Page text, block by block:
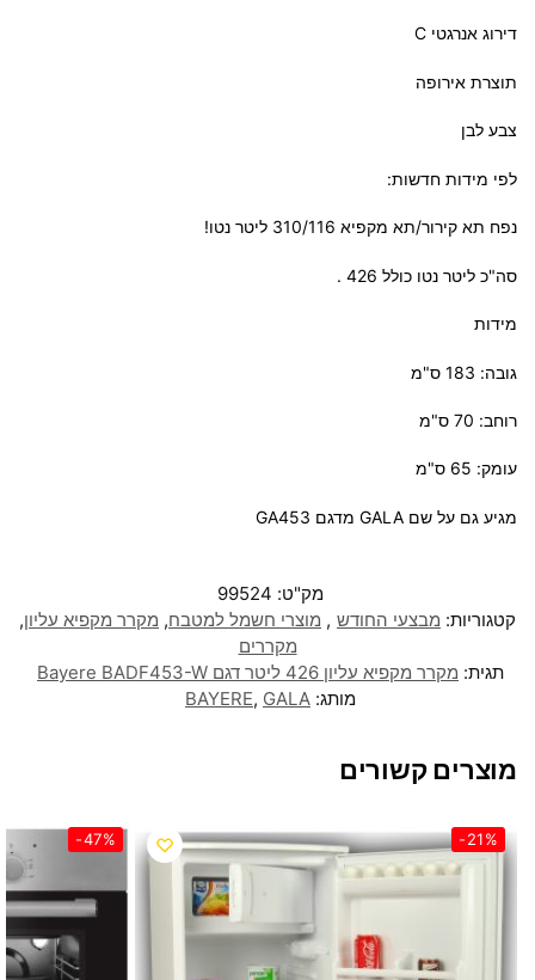
דירוג אנרגטי C
תוצרת אירופה
צבע לבן
לפי מידות חדשות:
נפח תא קירור/תא מקפיא 310/116 ליטר נטו!
סה"כ ליטר נטו כולל 426 .
מידות
גובה: 183 ס"מ
רוחב: 70 ס"מ
עומק: 65 ס"מ
מגיע גם על שם GALA מדגם GA453
מק"ט: 99524
קטגוריות: מבצעי החודש , מוצרי חשמל למטבח, מקרר מקפיא עליון,
מקררים
תגית: מקרר מקפיא עליון 426 ליטר דגם Bayere BADF453-W
מותג:
BAYERE, GALA
מוצרים קשורים
-21%
-47%